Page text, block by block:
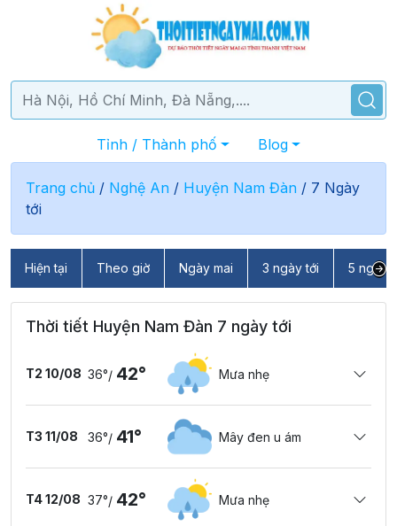
Tỉnh / Thành phố Blog
Trang chủ / Nghệ An / Huyện Nam Đàn / 7 Ngày
tới
Hiện tại Theo giờ Ngày mai 3 ngày tới 5 ngày
Thời tiết Huyện Nam Đàn 7 ngày tới
T2 10/08 36°/ 42° Mưa nhẹ
T3 11/08 36°/ 41° Mây đen u ám
T4 12/08 37°/ 42° Mưa nhẹ